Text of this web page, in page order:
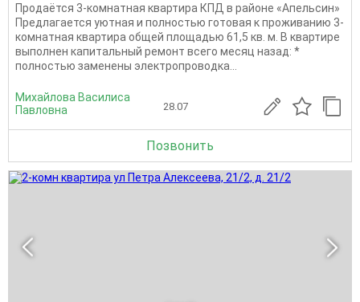
Продаётся 3-комнатная квартира КПД в районе «Апельсин»
Предлагается уютная и полностью готовая к проживанию 3-
комнатная квартира общей площадью 61,5 кв. м. В квартире
выполнен капитальный ремонт всего месяц назад: *
полностью заменены электропроводка...
Михайлова Василиса
Павловна
28.07
Позвонить